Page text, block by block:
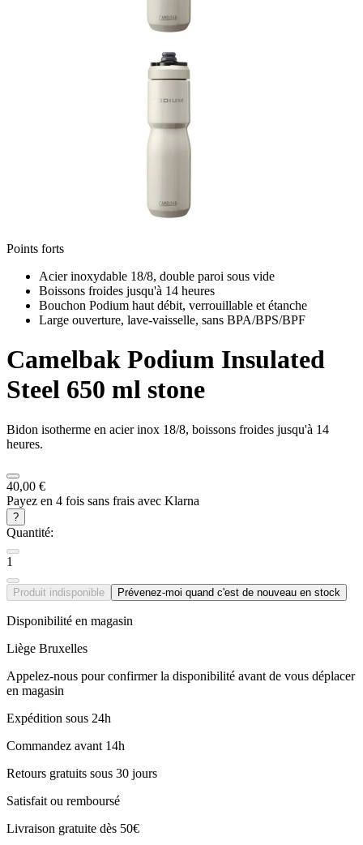
Points forts
Acier inoxydable 18/8, double paroi sous vide
Boissons froides jusqu'à 14 heures
Bouchon Podium haut débit, verrouillable et étanche
Large ouverture, lave-vaisselle, sans BPA/BPS/BPF
Camelbak Podium Insulated
Steel 650 ml stone
Bidon isotherme en acier inox 18/8, boissons froides jusqu'à 14
heures.
40,00 €
Payez en 4 fois sans frais avec Klarna
?
Quantité:
1
Produit indisponible Prévenez-moi quand c'est de nouveau en stock
Disponibilité en magasin
Liège Bruxelles
Appelez-nous pour confirmer la disponibilité avant de vous déplacer
en magasin
Expédition sous 24h
Commandez avant 14h
Retours gratuits sous 30 jours
Satisfait ou remboursé
Livraison gratuite dès 50€